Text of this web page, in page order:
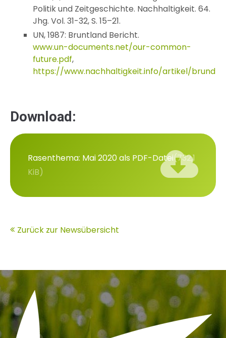
Politik und Zeitgeschichte. Nachhaltigkeit. 64.
Jhg. Vol. 31-32, S. 15–21.
UN, 1987: Bruntland Bericht.
www.un-documents.net/our-common-
future.pdf,
https://www.nachhaltigkeit.info/artikel/
Download:
Rasenthema: Mai 2020 als PDF-Datei(732,1
KiB)
Zurück zur Newsübersicht